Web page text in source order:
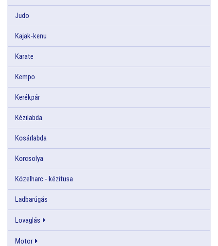
Judo
Kajak-kenu
Karate
Kempo
Kerékpár
Kézilabda
Kosárlabda
Korcsolya
Közelharc - kézitusa
Ladbarúgás
Lovaglás
Motor